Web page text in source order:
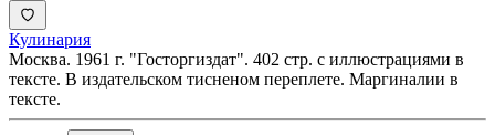
Кулинария
Москва. 1961 г. "Госторгиздат". 402 стр. с иллюстрациями в
тексте. В издательском тисненом переплете. Маргиналии в
тексте.